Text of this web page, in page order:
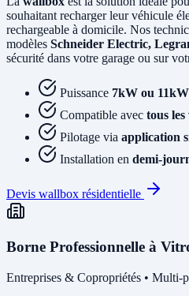
souhaitant recharger leur véhicule
rechargeable à domicile. Nos
modèles Schneider Electric,
sécurité dans votre garage ou sur
Puissance 7kW ou 11kW
Compatible avec tous
Pilotage via application
Installation en demi-
Devis wallbox résidentielle
Borne Professionnelle à
Entreprises & Copropriétés • Multi-